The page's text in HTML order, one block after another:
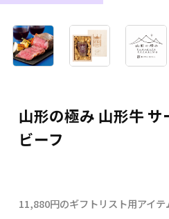
山形の極み 山形牛 サ
ビーフ
11,880円のギフトリスト用アイテ